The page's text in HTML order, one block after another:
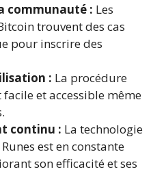
communauté : Les
trouvent des cas
pour inscrire des
: La procédure
facile et accessible même
continu : La technologie
est en constante
son efficacité et ses